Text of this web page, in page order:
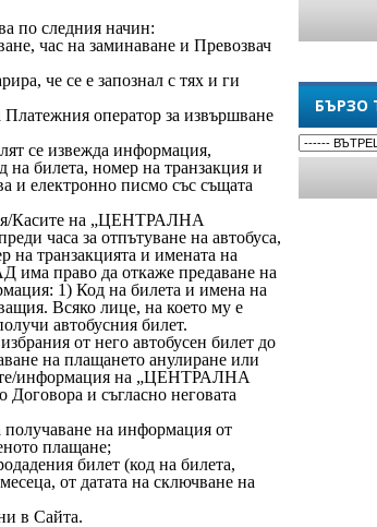
по следния начин:
час на заминаване и Превозвач
че се е запознал с тях и ги
оператор за извършване
се извежда информация,
билета, номер на транзакция и
и електронно писмо със същата
Касите на „ЦЕНТРАЛНА
часа за отпътуване на автобуса,
на транзакцията и имената на
право да откаже предаване на
1) Код на билета и имена на
Всяко лице, на което му е
автобусния билет.
от него автобусен билет до
на плащането анулиране или
информация на „ЦЕНТРАЛНА
и съгласно неговата
получаване на информация от
плащане;
билет (код на билета,
от датата на сключване на
в Сайта.
БЪРЗО